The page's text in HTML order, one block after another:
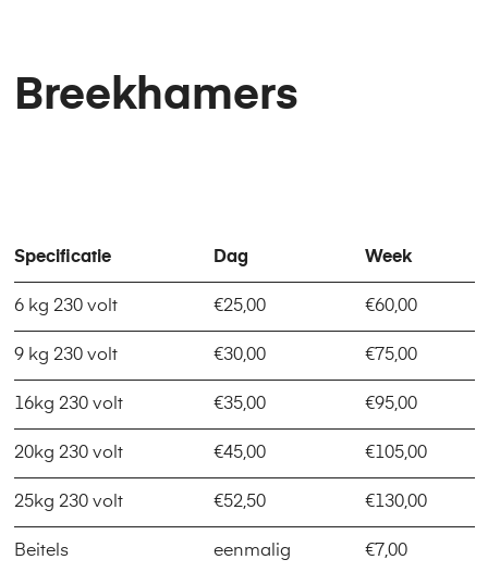
Breekhamers
Specificatie Dag Week
6 kg 230 volt €25,00 €60,00
9 kg 230 volt €30,00 €75,00
16kg 230 volt €35,00 €95,00
20kg 230 volt €45,00 €105,00
25kg 230 volt €52,50 €130,00
Beitels eenmalig €7,00